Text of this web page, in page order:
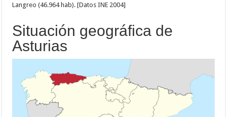
Langreo (46.964 hab). [Datos INE 2004]
Situación geográfica de
Asturias